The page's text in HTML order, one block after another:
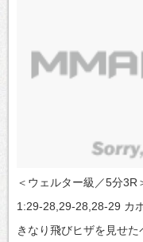
＜ウェルター級／5分
1:29-28,29-28,28-29 カ
きなり飛びヒザを見せ